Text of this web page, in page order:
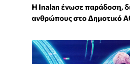
Η Inalan ένωσε παράδοση,
ανθρώπους στο Δημοτικό